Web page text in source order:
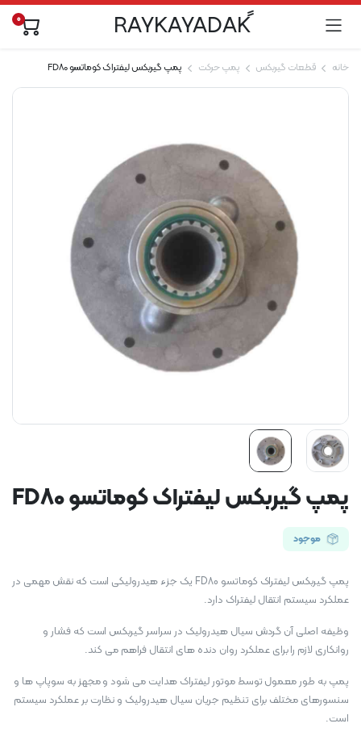
ًRAYKAYADAK 0
خانه قطعات گیربکس پمپ حرکت پمپ گیربکس لیفتراک کوماتسو FD80
پمپ گیربکس لیفتراک کوماتسو FD80
موجود
پمپ گیربکس لیفتراک کوماتسو FD80 یک جزء هیدرولیکی است که نقش مهمی در
عملکرد سیستم انتقال لیفتراک دارد.
وظیفه اصلی آن گردش سیال هیدرولیک در سراسر گیربکس است که فشار و
روانکاری لازم را برای عملکرد روان دنده های انتقال فراهم می کند.
پمپ به طور معمول توسط موتور لیفتراک هدایت می شود و مجهز به سوپاپ ها و
سنسورهای مختلف برای تنظیم جریان سیال هیدرولیک و نظارت بر عملکرد سیستم
است.